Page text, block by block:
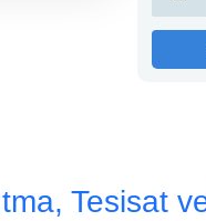
Tesisat